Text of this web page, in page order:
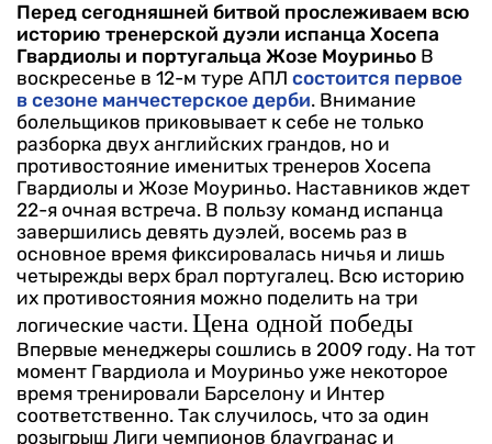
Перед сегодняшней битвой прослеживаем всю
историю тренерской дуэли испанца Хосепа
Гвардиолы и португальца Жозе Моуриньо В
воскресенье в 12-м туре АПЛ состоится первое
в сезоне манчестерское дерби. Внимание
болельщиков приковывает к себе не только
разборка двух английских грандов, но и
противостояние именитых тренеров Хосепа
Гвардиолы и Жозе Моуриньо. Наставников ждет
22-я очная встреча. В пользу команд испанца
завершились девять дуэлей, восемь раз в
основное время фиксировалась ничья и лишь
четырежды верх брал португалец. Всю историю
их противостояния можно поделить на три
логические части. Цена одной победы
Впервые менеджеры сошлись в 2009 году. На тот
момент Гвардиола и Моуриньо уже некоторое
время тренировали Барселону и Интер
соответственно. Так случилось, что за один
розыгрыш Лиги чемпионов блаугранас и